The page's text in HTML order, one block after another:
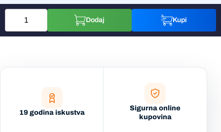
Dodaj Kupi
19 godina iskustva
Sigurna online
kupovina